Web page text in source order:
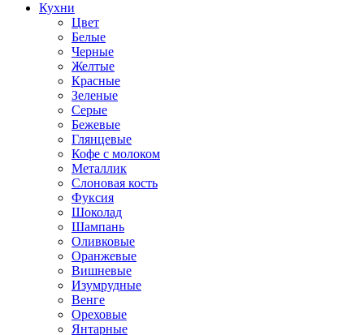
Кухни
Цвет
Белые
Черные
Желтые
Красные
Зеленые
Серые
Бежевые
Глянцевые
Кофе с молоком
Металлик
Слоновая кость
Фуксия
Шоколад
Шампань
Оливковые
Оранжевые
Вишневые
Изумрудные
Венге
Ореховые
Янтарные